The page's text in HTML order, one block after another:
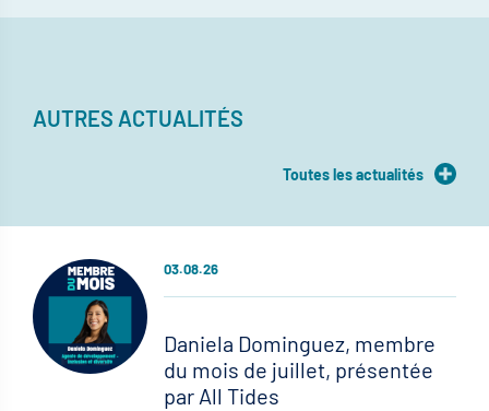
AUTRES ACTUALITÉS
Toutes les actualités
03.08.26
Daniela Dominguez, membre
du mois de juillet, présentée
par All Tides